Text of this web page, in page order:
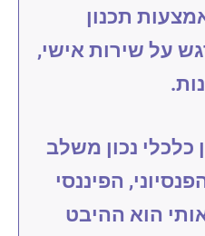
תכנון
על שירות אישי,
כלכלי נכון משלב
הפיננסי
הוא ההיבט